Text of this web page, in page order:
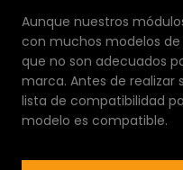
Aunque nuestros
con muchos modelos
que no son adecuados
marca. Antes de realizar
lista de compatibilidad
modelo es compatible.